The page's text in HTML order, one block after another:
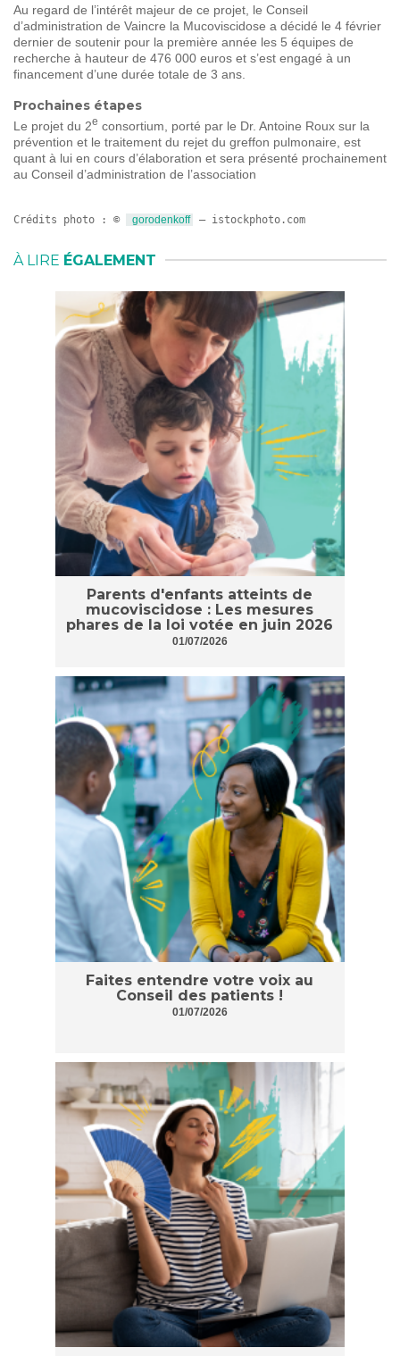
Au regard de l’intérêt majeur de ce projet, le Conseil
d’administration de Vaincre la Mucoviscidose a décidé le 4 février
dernier de soutenir pour la première année les 5 équipes de
recherche à hauteur de 476 000 euros et s’est engagé à un
financement d’une durée totale de 3 ans.
Prochaines étapes
Le projet du 2e consortium, porté par le Dr. Antoine Roux sur la
prévention et le traitement du rejet du greffon pulmonaire, est
quant à lui en cours d’élaboration et sera présenté prochainement
au Conseil d’administration de l’association
Crédits photo : © gorodenkoff – istockphoto.com
À LIRE ÉGALEMENT
Parents d'enfants atteints de
mucoviscidose : Les mesures
phares de la loi votée en juin 2026
01/07/2026
Faites entendre votre voix au
Conseil des patients !
01/07/2026